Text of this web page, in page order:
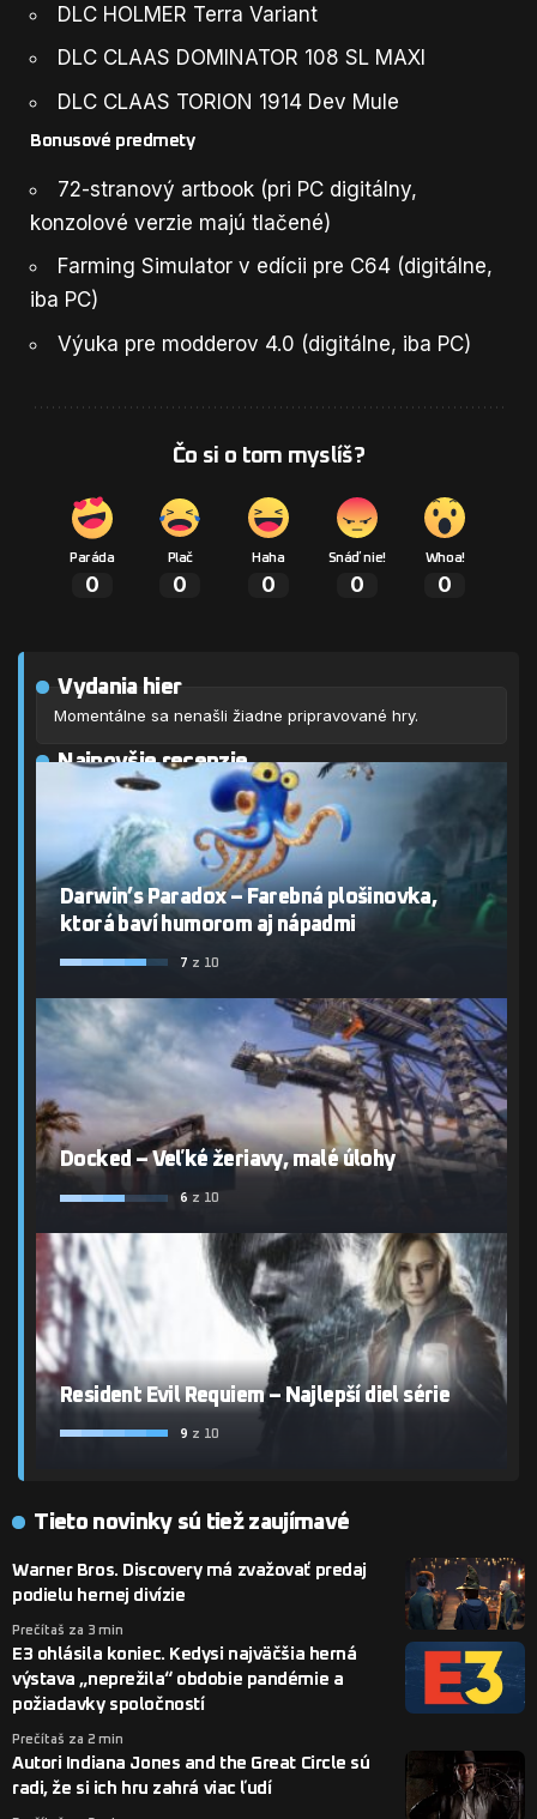
DLC HOLMER Terra Variant
DLC CLAAS DOMINATOR 108 SL MAXI
DLC CLAAS TORION 1914 Dev Mule
Bonusové predmety
72-stranový artbook (pri PC digitálny,
konzolové verzie majú tlačené)
Farming Simulator v edícii pre C64 (digitálne,
iba PC)
Výuka pre modderov 4.0 (digitálne, iba PC)
Čo si o tom myslíš?
Paráda
0
Plač
0
Haha
0
Snáď nie!
0
Whoa!
0
Vydania hier
Momentálne sa nenašli žiadne pripravované hry.
Najnovšie recenzie
Darwin’s Paradox – Farebná plošinovka,
ktorá baví humorom aj nápadmi
7 z 10
Docked – Veľké žeriavy, malé úlohy
6 z 10
Resident Evil Requiem – Najlepší diel série
9 z 10
Tieto novinky sú tiež zaujímavé
Warner Bros. Discovery má zvažovať predaj
podielu hernej divízie
Prečítaš za 3 min
E3 ohlásila koniec. Kedysi najväčšia herná
výstava „neprežila“ obdobie pandémie a
požiadavky spoločností
Prečítaš za 2 min
Autori Indiana Jones and the Great Circle sú
radi, že si ich hru zahrá viac ľudí